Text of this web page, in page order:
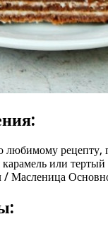
любимому
или
/ Масленица